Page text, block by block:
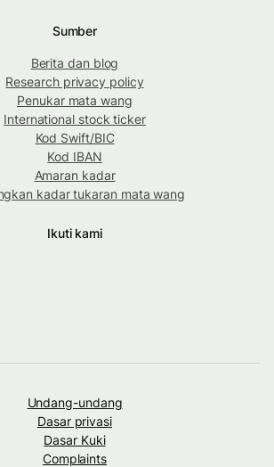
Sumber
Berita dan blog
Research privacy policy
Penukar mata wang
International stock ticker
Kod Swift/BIC
Kod IBAN
Amaran kadar
kadar tukaran mata wang
Ikuti kami
Undang-undang
Dasar privasi
Dasar Kuki
Complaints